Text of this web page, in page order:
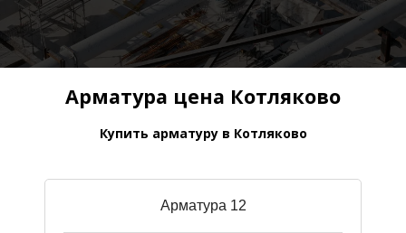
Арматура цена Котляково
Купить арматуру в Котляково
Арматура 12